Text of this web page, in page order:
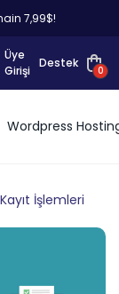
7,99$!
Üye
Girişi
Destek
0
Wordpress
İşlemleri